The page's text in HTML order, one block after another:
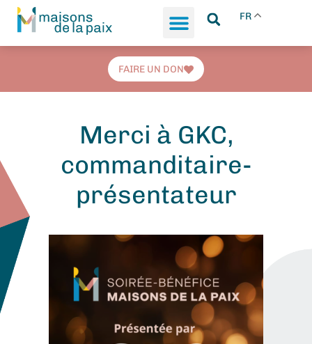
FR
FAIRE UN DON
Merci à GKC,
commanditaire-
présentateur